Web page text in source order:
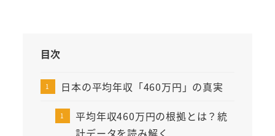
目次
日本の平均年収「460万円」の真実
平均年収460万円の根拠とは？統
計データを読み解く